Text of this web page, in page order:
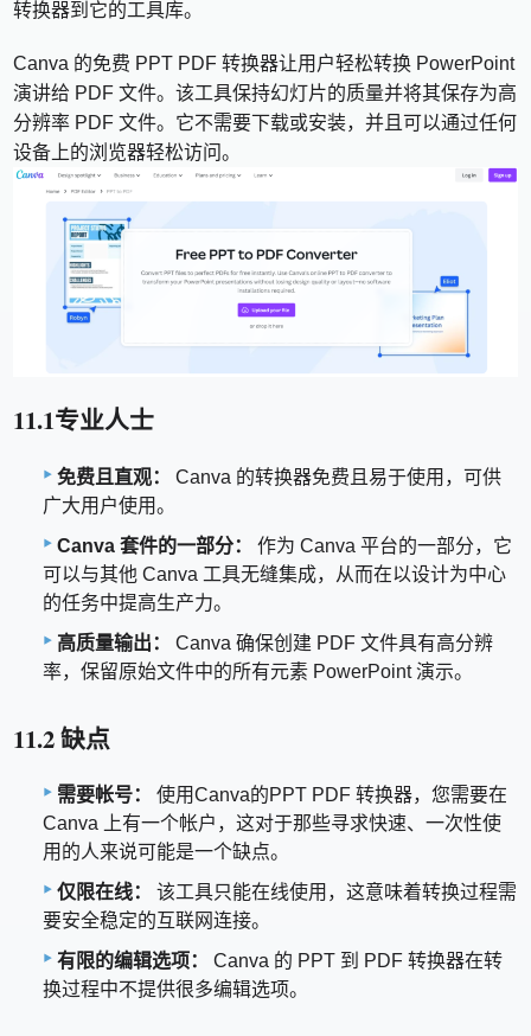
转换器到它的工具库。
Canva 的免费 PPT PDF 转换器让用户轻松转换 PowerPoint
演讲给 PDF 文件。该工具保持幻灯片的质量并将其保存为高
分辨率 PDF 文件。它不需要下载或安装，并且可以通过任何
设备上的浏览器轻松访问。
11.1专业人士
免费且直观：
Canva 的转换器免费且易于使用，可供
广大用户使用。
Canva 套件的一部分：
作为 Canva 平台的一部分，它
可以与其他 Canva 工具无缝集成，从而在以设计为中心
的任务中提高生产力。
高质量输出：
Canva 确保创建 PDF 文件具有高分辨
率，保留原始文件中的所有元素 PowerPoint 演示。
11.2 缺点
需要帐号：
使用Canva的PPT PDF 转换器，您需要在
Canva 上有一个帐户，这对于那些寻求快速、一次性使
用的人来说可能是一个缺点。
仅限在线：
该工具只能在线使用，这意味着转换过程需
要安全稳定的互联网连接。
有限的编辑选项：
Canva 的 PPT 到 PDF 转换器在转
换过程中不提供很多编辑选项。